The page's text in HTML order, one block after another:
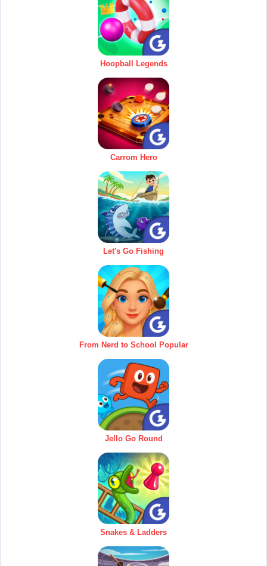
Hoopball Legends
Carrom Hero
Let's Go Fishing
From Nerd to School Popular
Jello Go Round
Snakes & Ladders